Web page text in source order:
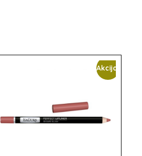
Akcija!